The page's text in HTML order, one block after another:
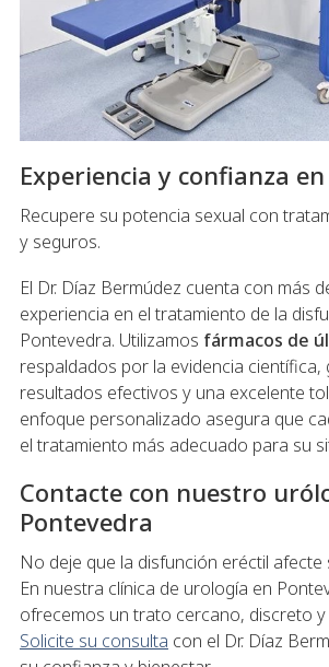
Experiencia y confianza
Recupere su potencia sexual con
y seguros.
El Dr. Díaz Bermúdez cuenta con más
experiencia en el tratamiento de la
Pontevedra. Utilizamos fármacos de
respaldados por la evidencia científica,
resultados efectivos y una excelente
enfoque personalizado asegura que
el tratamiento más adecuado para su
Contacte con nuestro
Pontevedra
No deje que la disfunción eréctil afecte
En nuestra clínica de urología en
ofrecemos un trato cercano, discreto
Solicite su consulta con el Dr. Díaz